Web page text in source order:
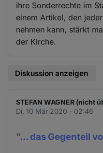
ihre Sonderrechte im
einem Artikel, den
nehmen kann, stärkt
der Kirche.
Diskussion anzeigen
STEFAN WAGNER (nicht
Di. 10 Mär 2020 - 02:46
"... das Gegenteil